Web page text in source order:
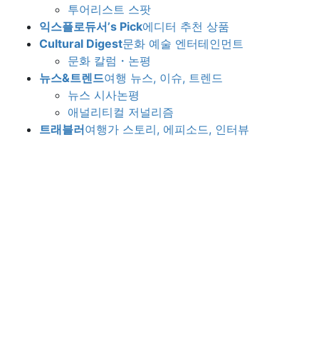
투어리스트 스팟
익스플로듀서’s Pick에디터 추천 상품
Cultural Digest문화 예술 엔터테인먼트
문화 칼럼・논평
뉴스&트렌드여행 뉴스, 이슈, 트렌드
뉴스 시사논평
애널리티컬 저널리즘
트래블러여행가 스토리, 에피소드, 인터뷰